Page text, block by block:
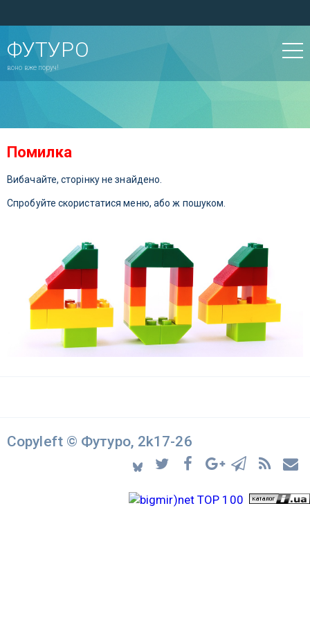
ФУТУРО
воно вже поруч!
Помилка
Вибачайте, сторінку не знайдено.
Спробуйте скористатися меню, або ж пошуком.
Copyleft © Футуро, 2k17-26